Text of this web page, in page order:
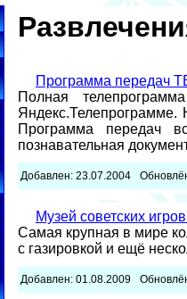
Программа передач
Полная
Программа передач
познавательная
Добавлен: 23.07.2004
Музей советских
Самая крупная в мире
с газировкой и ещё
Добавлен: 01.08.2009